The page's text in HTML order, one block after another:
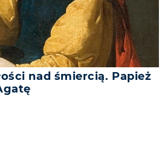
nad śmiercią. Papież